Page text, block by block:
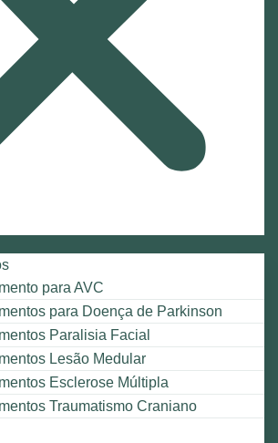
para AVC
para Doença de Parkinson
Paralisia Facial
Lesão Medular
Esclerose Múltipla
Traumatismo Craniano